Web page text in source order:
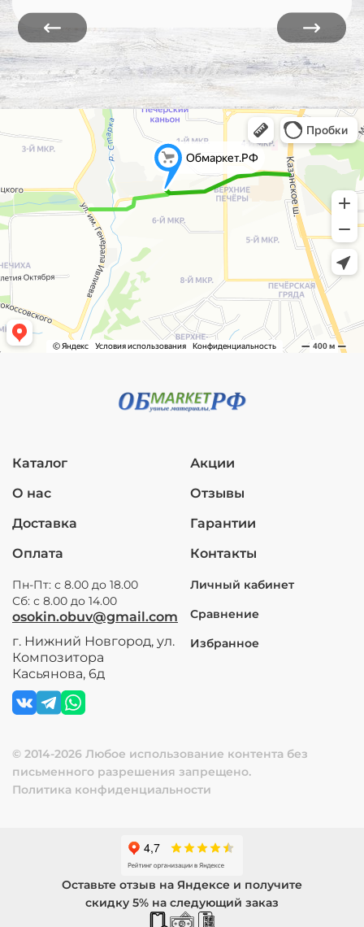
Каталог
О нас
Доставка
Оплата
Акции
Отзывы
Гарантии
Контакты
Пн-Пт: с 8.00 до 18.00
Сб: с 8.00 до 14.00
osokin.obuv@gmail.com
г. Нижний Новгород, ул.
Композитора
Касьянова, 6д
Личный кабинет
Сравнение
Избранное
© 2014-2026 Любое использование контента без
письменного разрешения запрещено.
Политика конфиденциальности
Оставьте отзыв на Яндексе и получите
скидку 5% на следующий заказ